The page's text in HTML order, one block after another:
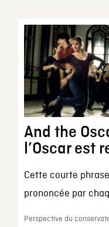
And the
l’Oscar est
Cette courte
prononcée par
Perspective du